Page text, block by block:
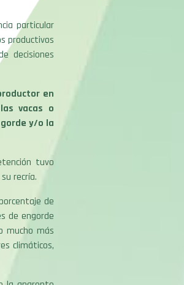
particular
productivos
decisiones
en
vacas o
y/o la
tuvo
recría.
de
de engorde
mucho más
climáticos,